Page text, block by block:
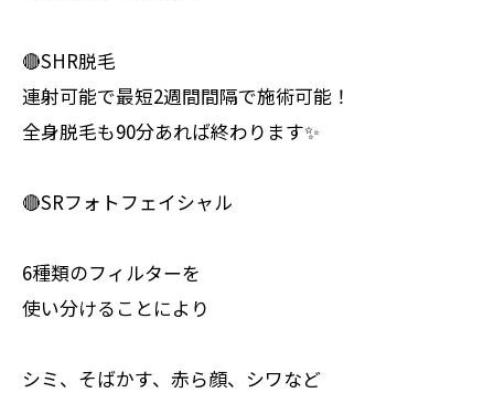
🔴SHR脱毛
連射可能で最短2週間間隔で施術可能！
全身脱毛も90分あれば終わります✨
🔴SRフォトフェイシャル
6種類のフィルターを
使い分けることにより
シミ、そばかす、赤ら顔、シワなど